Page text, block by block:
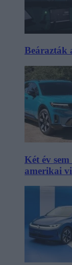
Beárazták
Két év
amerikai